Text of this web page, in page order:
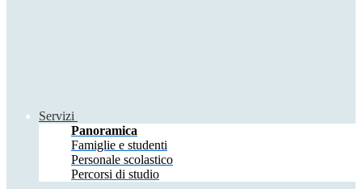
Servizi
Panoramica
Famiglie e studenti
Personale scolastico
Percorsi di studio